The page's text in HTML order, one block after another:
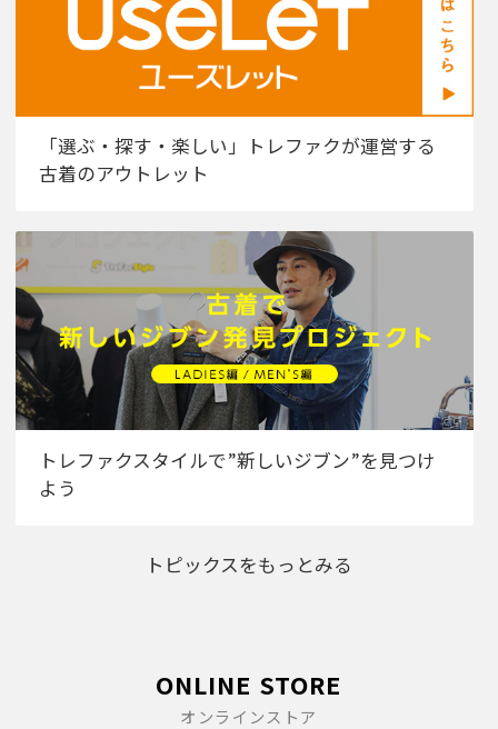
「選ぶ・探す・楽しい」トレファクが運営する
古着のアウトレット
トレファクスタイルで”新しいジブン”を見つけ
よう
トピックスをもっとみる
ONLINE STORE
オンラインストア